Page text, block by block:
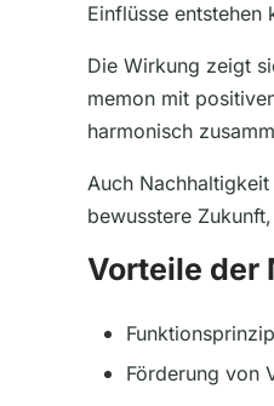
Einflüsse entstehen
Die Wirkung zeigt
memon mit
harmonisch
Auch
bewusstere
Vorteile der
Förderung von